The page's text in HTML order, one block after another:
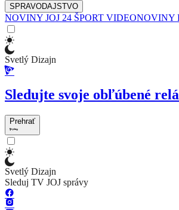
SPRAVODAJSTVO
NOVINY JOJ 24 ŠPORT VIDEONOVINY
Svetlý Dizajn
Sledujte svoje obľúbené
Prehrať
Svetlý Dizajn
Sleduj TV JOJ správy